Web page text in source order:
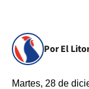
Por El
Martes, 28 de